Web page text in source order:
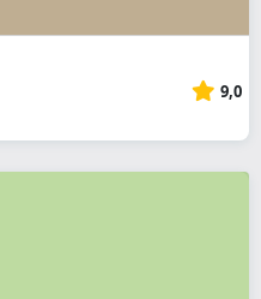
9,0